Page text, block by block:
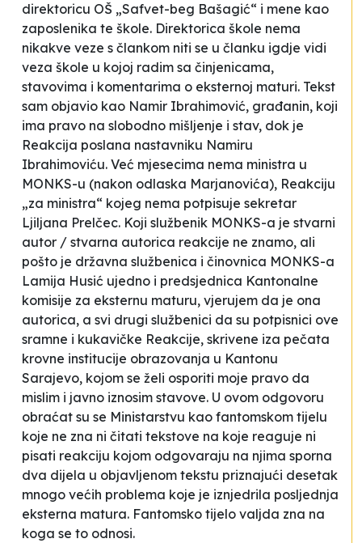
direktoricu OŠ „Safvet-beg Bašagić“ i mene kao
zaposlenika te škole. Direktorica škole nema
nikakve veze s člankom niti se u članku igdje vidi
veza škole u kojoj radim sa činjenicama,
stavovima i komentarima o eksternoj maturi. Tekst
sam objavio kao Namir Ibrahimović, građanin, koji
ima pravo na slobodno mišljenje i stav, dok je
Reakcija poslana nastavniku Namiru
Ibrahimoviću. Već mjesecima nema ministra u
MONKS-u (nakon odlaska Marjanovića), Reakciju
„za ministra“ kojeg nema potpisuje sekretar
Ljiljana Prelčec. Koji službenik MONKS-a je stvarni
autor / stvarna autorica reakcije ne znamo, ali
pošto je državna službenica i činovnica MONKS-a
Lamija Husić ujedno i predsjednica Kantonalne
komisije za eksternu maturu, vjerujem da je ona
autorica, a svi drugi službenici da su potpisnici ove
sramne i kukavičke Reakcije, skrivene iza pečata
krovne institucije obrazovanja u Kantonu
Sarajevo, kojom se želi osporiti moje pravo da
mislim i javno iznosim stavove. U ovom odgovoru
obraćat su se Ministarstvu kao fantomskom tijelu
koje ne zna ni čitati tekstove na koje reaguje ni
pisati reakciju kojom odgovaraju na njima sporna
dva dijela u objavljenom tekstu priznajući desetak
mnogo većih problema koje je iznjedrila posljednja
eksterna matura. Fantomsko tijelo valjda zna na
koga se to odnosi.